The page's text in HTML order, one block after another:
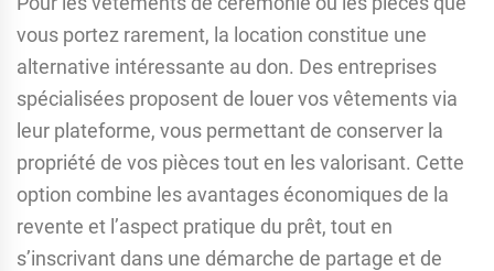
vous portez rarement, la location constitue une
alternative intéressante au don. Des entreprises
spécialisées proposent de louer vos vêtements via
leur plateforme, vous permettant de conserver la
propriété de vos pièces tout en les valorisant. Cette
option combine les avantages économiques de la
revente et l’aspect pratique du prêt, tout en
s’inscrivant dans une démarche de partage et de